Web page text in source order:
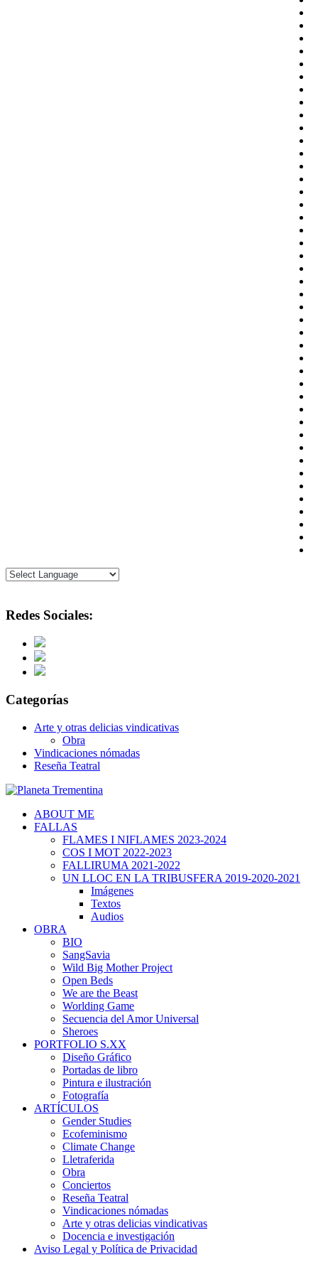
Redes Sociales:
Categorías
Arte y otras delicias vindicativas
Obra
Vindicaciones nómadas
Reseña Teatral
ABOUT ME
FALLAS
FLAMES I NIFLAMES 2023-2024
COS I MOT 2022-2023
FALLIRUMA 2021-2022
UN LLOC EN LA TRIBUSFERA 2019-2020-2021
Imágenes
Textos
Audios
OBRA
BIO
SangSavia
Wild Big Mother Project
Open Beds
We are the Beast
Worlding Game
Secuencia del Amor Universal
Sheroes
PORTFOLIO S.XX
Diseño Gráfico
Portadas de libro
Pintura e ilustración
Fotografía
ARTÍCULOS
Gender Studies
Ecofeminismo
Climate Change
Lletraferida
Obra
Conciertos
Reseña Teatral
Vindicaciones nómadas
Arte y otras delicias vindicativas
Docencia e investigación
Aviso Legal y Política de Privacidad